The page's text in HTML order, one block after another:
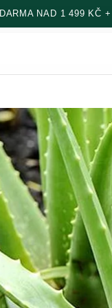
obsah
NAD 1 499 KČ